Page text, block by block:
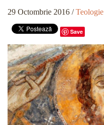
Program liturgic
Despre noi
Contact
29 Octombrie 2016 /Teologie
Save